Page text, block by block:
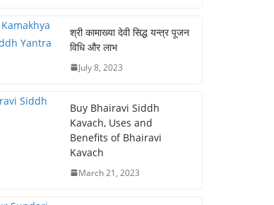
श्री कामाख्या देवी सिद्ध यन्त्र पूजन
विधि और लाभ
July 8, 2023
Buy Bhairavi Siddh
Kavach, Uses and
Benefits of Bhairavi
Kavach
March 21, 2023